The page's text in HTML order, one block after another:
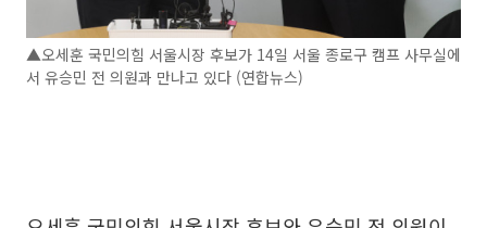
▲오세훈 국민의힘 서울시장 후보가 14일 서울 종로구 캠프 사무실에
서 유승민 전 의원과 만나고 있다 (연합뉴스)